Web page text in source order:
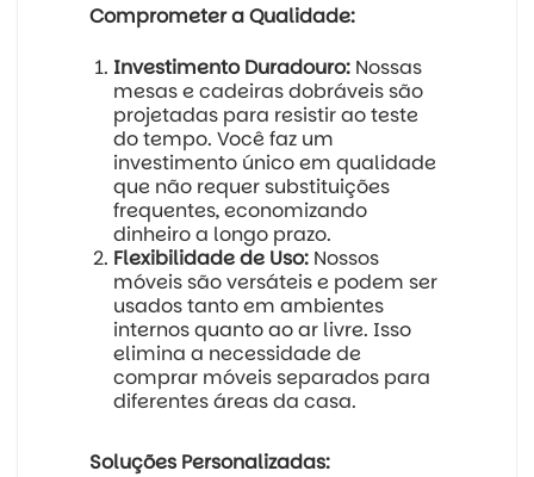
Comprometer a Qualidade:
Investimento Duradouro: Nossas
mesas e cadeiras dobráveis são
projetadas para resistir ao teste
do tempo. Você faz um
investimento único em qualidade
que não requer substituições
frequentes, economizando
dinheiro a longo prazo.
Flexibilidade de Uso: Nossos
móveis são versáteis e podem ser
usados tanto em ambientes
internos quanto ao ar livre. Isso
elimina a necessidade de
comprar móveis separados para
diferentes áreas da casa.
Soluções Personalizadas: